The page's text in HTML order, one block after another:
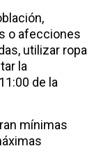
o afecciones
utilizar ropa
la
de la
mínimas